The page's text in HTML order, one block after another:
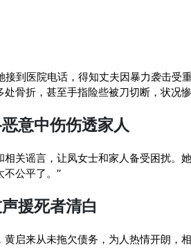
接到医院电话，得知丈夫因暴力袭击受
骨折，甚至手指险些被刀切断，状况
意中伤伤透家人
相关谣言，让凤女士和家人备受困扰。
不公平了。”
援死者清白
启来从未拖欠债务，为人热情开朗，